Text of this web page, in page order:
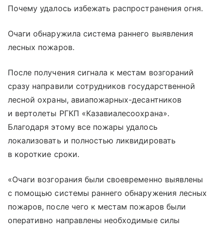
Почему удалось избежать распространения огня.
Очаги обнаружила система раннего выявления
лесных пожаров.
После получения сигнала к местам возгораний
сразу направили сотрудников государственной
лесной охраны, авиапожарных-десантников
и вертолеты РГКП «Казавиалесоохрана».
Благодаря этому все пожары удалось
локализовать и полностью ликвидировать
в короткие сроки.
«Очаги возгорания были своевременно выявлены
с помощью системы раннего обнаружения лесных
пожаров, после чего к местам пожаров были
оперативно направлены необходимые силы